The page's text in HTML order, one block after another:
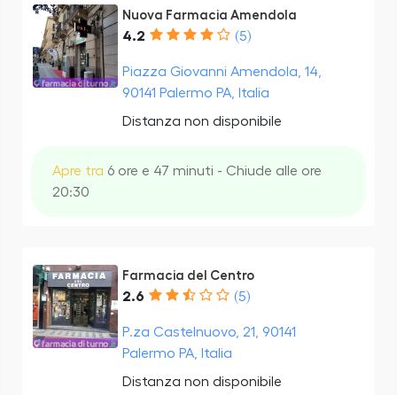
Nuova Farmacia Amendola
4.2 (5)
Piazza Giovanni Amendola, 14,
90141 Palermo PA, Italia
Distanza non disponibile
Apre tra 6 ore e 47 minuti - Chiude alle ore
20:30
Farmacia del Centro
2.6 (5)
P.za Castelnuovo, 21, 90141
Palermo PA, Italia
Distanza non disponibile